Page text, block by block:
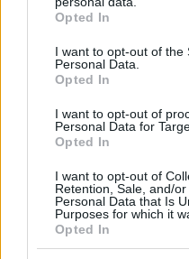
grant or deny consent to
use your data for below
consent section.
Opted In
I want to opt-out of the
Personal Data.
Opted In
I want to opt-out of
Personal Data for
Opted In
I want to opt-out of
Retention, Sale, and/
Personal Data that Is
Purposes for which it
Opted In
μικρέ, δείτε βίντεο
Χρίστος Κούγιας: Η
ζωή δεν μπορεί να είναι
φημών ή σεναρίων που
παρουσιάζονται ως
γεγονότα
06.08.2026, 22:24